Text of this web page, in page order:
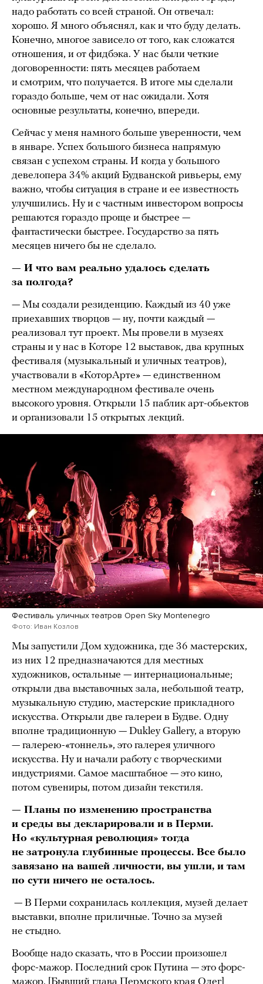
надо работать со всей страной. Он отвечал:
хорошо. Я много объяснял, как и что буду делать.
Конечно, многое зависело от того, как сложатся
отношения, и от фидбэка. У нас были четкие
договоренности: пять месяцев работаем
и смотрим, что получается. В итоге мы сделали
гораздо больше, чем от нас ожидали. Хотя
основные результаты, конечно, впереди.
Сейчас у меня намного больше уверенности, чем
в январе. Успех большого бизнеса напрямую
связан с успехом страны. И когда у большого
девелопера 34% акций Будванской ривьеры, ему
важно, чтобы ситуация в стране и ее известность
улучшились. Ну и с частным инвестором вопросы
решаются гораздо проще и быстрее —
фантастически быстрее. Государство за пять
месяцев ничего бы не сделало.
— И что вам реально удалось сделать
за полгода?
— Мы создали резиденцию. Каждый из 40 уже
приехавших творцов — ну, почти каждый —
реализовал тут проект. Мы провели в музеях
страны и у нас в Которе 12 выставок, два крупных
фестиваля (музыкальный и уличных театров),
участвовали в «КоторАрте» — единственном
местном международном фестивале очень
высокого уровня. Открыли 15 паблик арт-обьектов
и организовали 15 открытых лекций.
Фестиваль уличных театров Open Sky Montenegro
Фото: Иван Козлов
Мы запустили Дом художника, где 36 мастерских,
из них 12 предназначаются для местных
художников, остальные — интернациональные;
открыли два выставочных зала, небольшой театр,
музыкальную студию, мастерские прикладного
искусства. Открыли две галереи в Будве. Одну
вполне традиционную — Dukley Gallery, а вторую
— галерею-«тоннель», это галерея уличного
искусства. Ну и начали работу с творческими
индустриями. Самое масштабное — это кино,
потом сувениры, потом дизайн текстиля.
— Планы по изменению пространства
и среды вы декларировали и в Перми.
Но «культурная революция» тогда
не затронула глубинные процессы. Все было
завязано на вашей личности, вы ушли, и там
по сути ничего не осталось.
— В Перми сохранилась коллекция, музей делает
выставки, вполне приличные. Точно за музей
не стыдно.
Вообще надо сказать, что в России произошел
форс-мажор. Последний срок Путина — это форс-